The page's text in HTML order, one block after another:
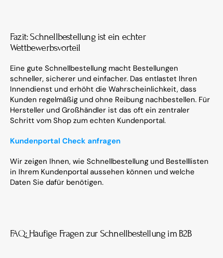
Fazit: Schnellbestellung ist ein echter
Wettbewerbsvorteil
Eine gute Schnellbestellung macht Bestellungen
schneller, sicherer und einfacher. Das entlastet Ihren
Innendienst und erhöht die Wahrscheinlichkeit, dass
Kunden regelmäßig und ohne Reibung nachbestellen. Für
Hersteller und Großhändler ist das oft ein zentraler
Schritt vom Shop zum echten Kundenportal.
Kundenportal Check anfragen
Wir zeigen Ihnen, wie Schnellbestellung und Bestelllisten
in Ihrem Kundenportal aussehen können und welche
Daten Sie dafür benötigen.
FAQ: Häufige Fragen zur Schnellbestellung im B2B